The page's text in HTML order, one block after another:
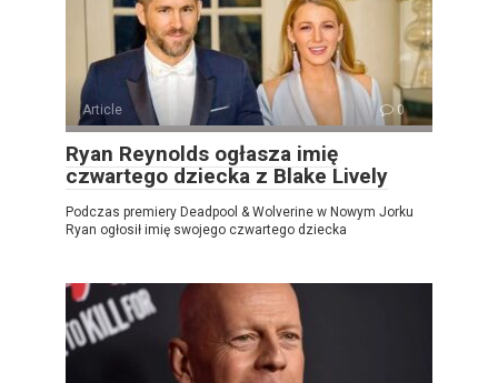
Article 0
Ryan Reynolds ogłasza imię
czwartego dziecka z Blake Lively
Podczas premiery Deadpool & Wolverine w Nowym Jorku
Ryan ogłosił imię swojego czwartego dziecka